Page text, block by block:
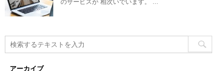
のサービスが 相次いでいます。 ...
アーカイブ